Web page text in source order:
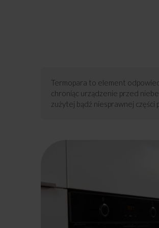
Termopara to element
chroniąc urządzenie przed
zużytej bądź niesprawnej części